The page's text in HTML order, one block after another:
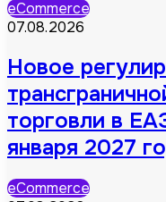
eCommerce
07.08.2026
Новое
торговли в
января 2027
eCommerce